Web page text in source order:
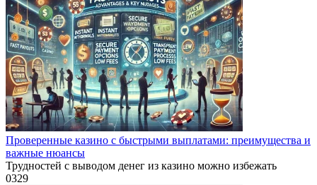
Проверенные казино с быстрыми выплатами: преимущества и
важные нюансы
Трудностей с выводом денег из казино можно избежать
0329